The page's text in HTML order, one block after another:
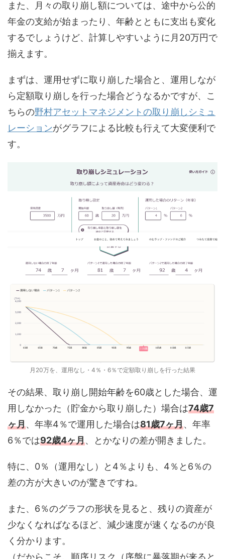
また、月々の取り崩し額については、途中から公的
年金の支給が始まったり、年齢とともに支出も変化
するでしょうけど、計算しやすいように月20万円で
揃えます。
まずは、運用せずに取り崩した場合と、運用しなが
ら定額取り崩しを行った場合どうなるかですが、こ
ちらの野村アセットマネジメントの取り崩しシミュ
レーションがグラフによる比較も行えて大変便利で
す。
月20万を、運用なし・4％・6％で定額取り崩しを行った結果
その結果、取り崩し開始年齢を60歳とした場合、運
用しなかった（貯金から取り崩した）場合は74歳7
ヶ月、年率4％で運用した場合は81歳7ヶ月、年率
6％では92歳4ヶ月、とかなりの差が開きました。
特に、0％（運用なし）と4％よりも、4％と6％の
差の方が大きいのが驚きですね。
また、6％のグラフの形状を見ると、残りの資産が
少なくなればなるほど、減少速度が速くなるのが良
く分かります。
（だからこそ、順序リスク（序盤に暴落期が来ると